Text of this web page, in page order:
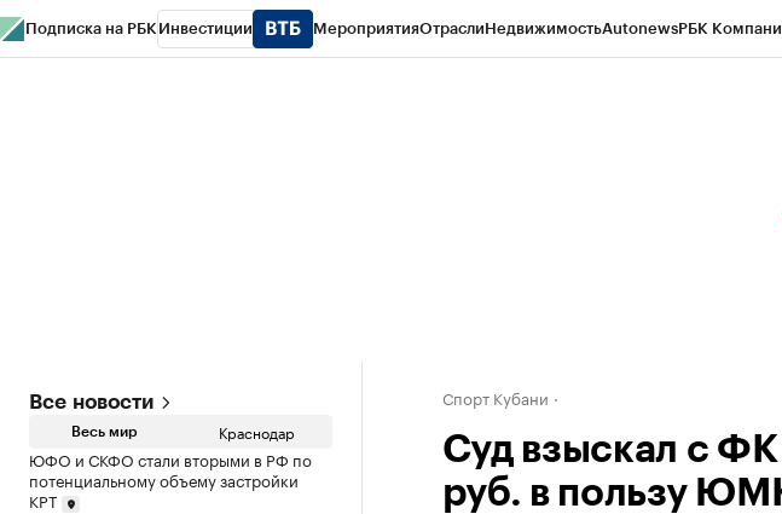
Подписка на РБК Инвестиции МероприятияОтраслиНедвижимостьAutonewsРБК
Все новости
Весь мир Краснодар
ЮФО и СКФО стали вторыми в РФ по
потенциальному объему застройки
КРТ
Спорт Кубани
Суд взыскал с ФК
руб. в пользу